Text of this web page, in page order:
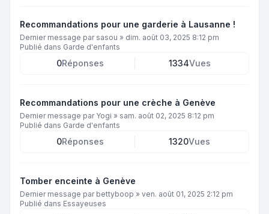
Recommandations pour une garderie à Lausanne !
Dernier message par sasou » dim. août 03, 2025 8:12 pm
Publié dans Garde d'enfants
0Réponses 1334Vues
Recommandations pour une crèche à Genève
Dernier message par Yogi » sam. août 02, 2025 8:12 pm
Publié dans Garde d'enfants
0Réponses 1320Vues
Tomber enceinte à Genève
Dernier message par bettyboop » ven. août 01, 2025 2:12 pm
Publié dans Essayeuses